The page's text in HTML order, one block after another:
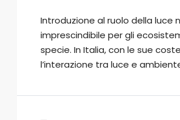
Introduzione al ruolo della luce
imprescindibile per gli
specie. In Italia, con le sue
l’interazione tra luce e